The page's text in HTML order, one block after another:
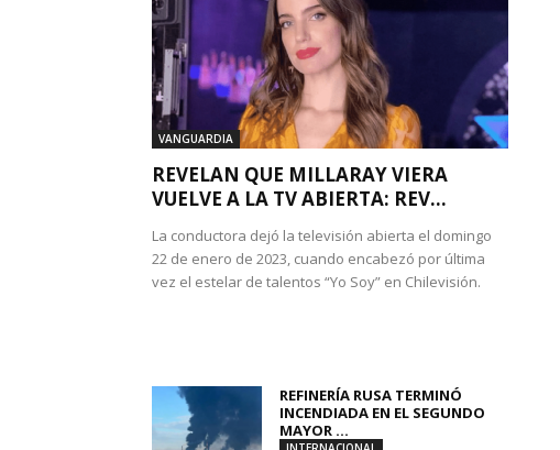
VANGUARDIA
REVELAN QUE MILLARAY VIERA
VUELVE A LA TV ABIERTA: REV...
La conductora dejó la televisión abierta el domingo
22 de enero de 2023, cuando encabezó por última
vez el estelar de talentos “Yo Soy” en Chilevisión.
REFINERÍA RUSA TERMINÓ
INCENDIADA EN EL SEGUNDO
MAYOR ...